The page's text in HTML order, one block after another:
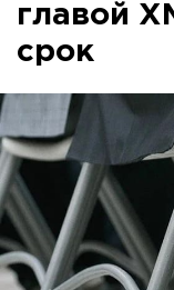
главой
срок